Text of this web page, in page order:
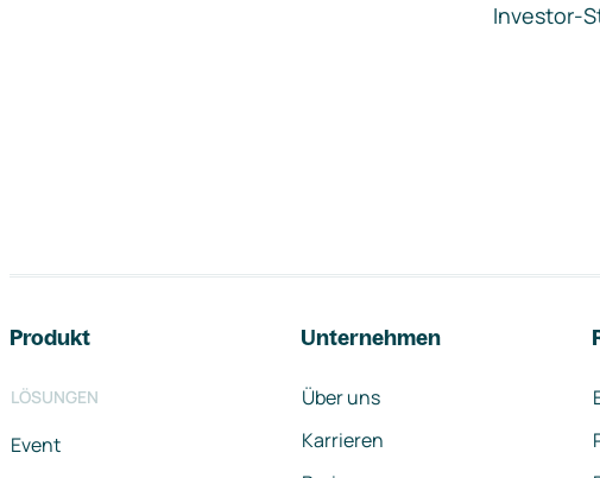
Investor-
Produkt
LÖSUNGEN
Event
Unternehmen
Über uns
Karrieren